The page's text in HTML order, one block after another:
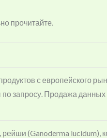
прочитайте.
с европейского
запросу. Продажа данных
(Ganoderma lucidum),